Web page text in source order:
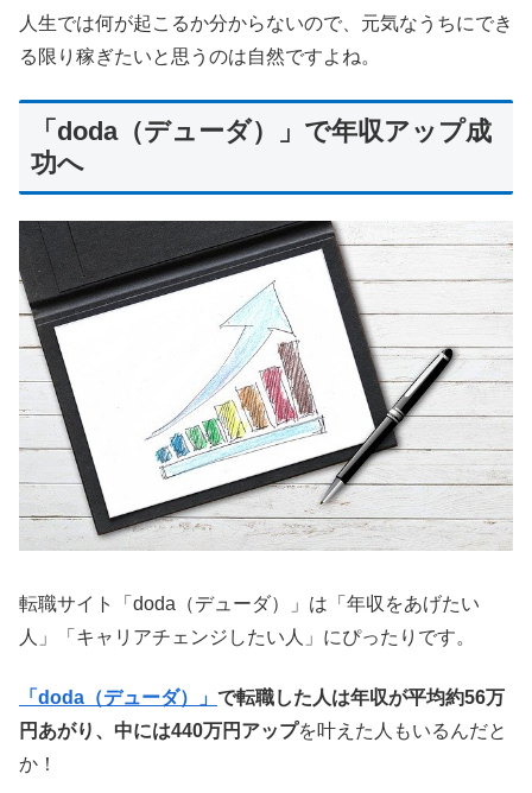
人生では何が起こるか分からないので、元気なうちにでき
る限り稼ぎたいと思うのは自然ですよね。
「doda（デューダ）」で年収アップ成
功へ
転職サイト「doda（デューダ）」は「年収をあげたい
人」「キャリアチェンジしたい人」にぴったりです。
「doda（デューダ）」 で転職した人は年収が平均約56万
円あがり、中には440万円アップを叶えた人もいるんだと
か！